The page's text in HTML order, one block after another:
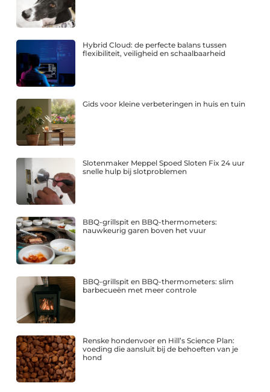
Hybrid Cloud: de perfecte balans tussen
flexibiliteit, veiligheid en schaalbaarheid
Gids voor kleine verbeteringen in huis en tuin
Slotenmaker Meppel Spoed Sloten Fix 24 uur
snelle hulp bij slotproblemen
BBQ-grillspit en BBQ-thermometers:
nauwkeurig garen boven het vuur
BBQ-grillspit en BBQ-thermometers: slim
barbecueën met meer controle
Renske hondenvoer en Hill’s Science Plan:
voeding die aansluit bij de behoeften van je
hond